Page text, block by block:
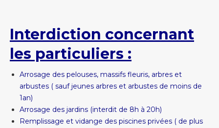
Interdiction concernant
les particuliers :
Arrosage des pelouses, massifs fleuris, arbres et
arbustes ( sauf jeunes arbres et arbustes de moins de
1an)
Arrosage des jardins (interdit de 8h à 20h)
Remplissage et vidange des piscines privées ( de plus